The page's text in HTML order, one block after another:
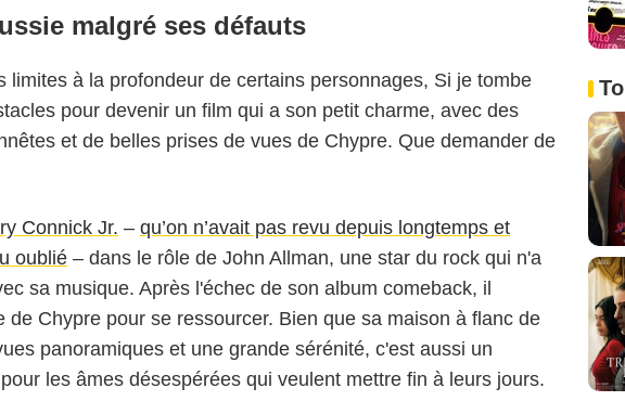
malgré ses défauts
limites à la profondeur de certains personnages, Si je tombe
pour devenir un film qui a son petit charme, avec des
et de belles prises de vues de Chypre. Que demander de
Connick Jr. – qu’on n’avait pas revu depuis longtemps et
oublié – dans le rôle de John Allman, une star du rock qui n'a
sa musique. Après l'échec de son album comeback, il
de Chypre pour se ressourcer. Bien que sa maison à flanc de
panoramiques et une grande sérénité, c'est aussi un
les âmes désespérées qui veulent mettre fin à leurs jours.
Pavlos Vrionides/Netflix